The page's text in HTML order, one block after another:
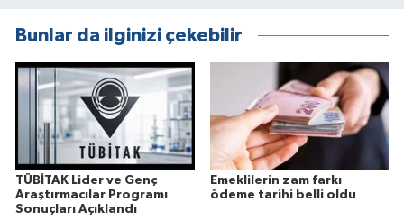
Bunlar da ilginizi çekebilir
TÜBİTAK Lider ve Genç
Araştırmacılar Programı
Sonuçları Açıklandı
Emeklilerin zam farkı
ödeme tarihi belli oldu